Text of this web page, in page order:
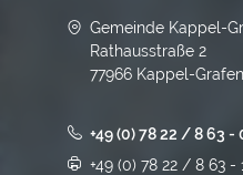
Gemeinde Kappel-
Rathausstraße 2
77966 Kappel-
+49 (0) 78 22 / 8 63 -
+49 (0) 78 22 / 8 63 -